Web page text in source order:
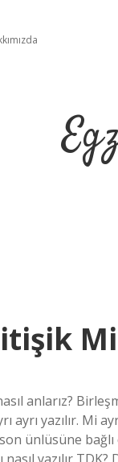
Mi
anlarız?
yazılır. Mi
ünlüsüne